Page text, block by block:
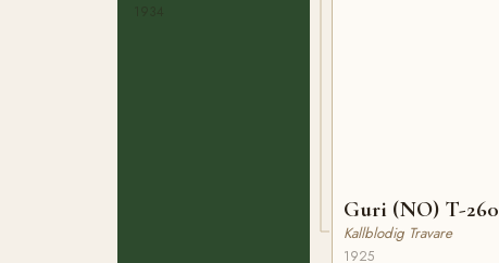
Guri (NO) T-260
Kallblodig Travare
1925